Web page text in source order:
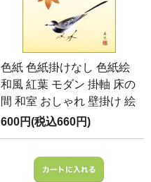
色紙 色紙掛けなし 色紙絵
和風 紅葉 モダン 掛軸 床の
間 和室 おしゃれ 壁掛け 絵
600円(税込660円)